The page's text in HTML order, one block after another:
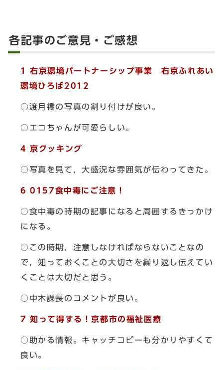
各記事のご意見・ご感想
1 右京環境パートナーシップ事業 右京ふれあい
環境ひろば2012
○渡月橋の写真の割り付けが良い。
○エコちゃんが可愛らしい。
4 京クッキング
○写真を見て，大盛況な雰囲気が伝わってきた。
6 0157食中毒にご注意！
○食中毒の時期の記事になると周囲するきっかけ
になる。
○この時期，注意しなければならないことなの
で，知っておくことの大切さを繰り返し伝えてい
くことは大切だと思う。
○中木課長のコメントが良い。
7 知って得する！京都市の福祉医療
○助かる情報。キャッチコピーも分かりやすくて
良い。